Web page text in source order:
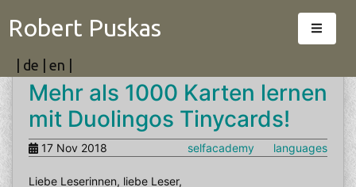
Robert Puskas
de en
Mehr als 1000 Karten lernen
mit Duolingos Tinycards!
17 Nov 2018 selfacademy languages
Liebe Leserinnen, liebe Leser,